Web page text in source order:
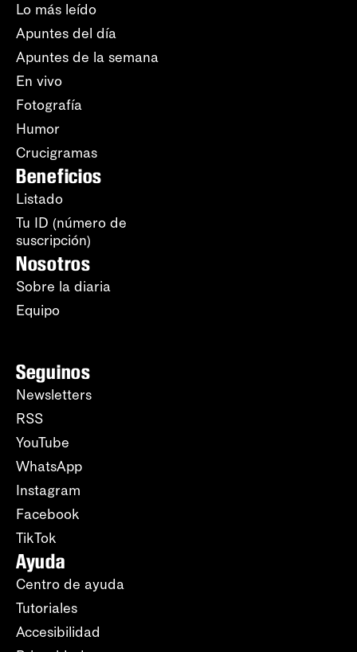
Lo más leído
Apuntes del día
Apuntes de la semana
En vivo
Fotografía
Humor
Crucigramas
Beneficios
Listado
Tu ID (número de
suscripción)
Nosotros
Sobre la diaria
Equipo
Seguinos
Newsletters
RSS
YouTube
WhatsApp
Instagram
Facebook
TikTok
Ayuda
Centro de ayuda
Tutoriales
Accesibilidad